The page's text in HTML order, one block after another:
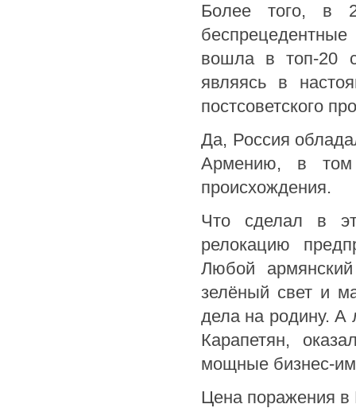
Более того, в
вошла в топ-20
являясь в
постсоветского
Да, Россия
Армению, в том
происхождения.
Что сделал в
релокацию
Любой
зелёный свет и
дела на родину. А
Карапетян,
мощные бизнес-
Цена поражения в